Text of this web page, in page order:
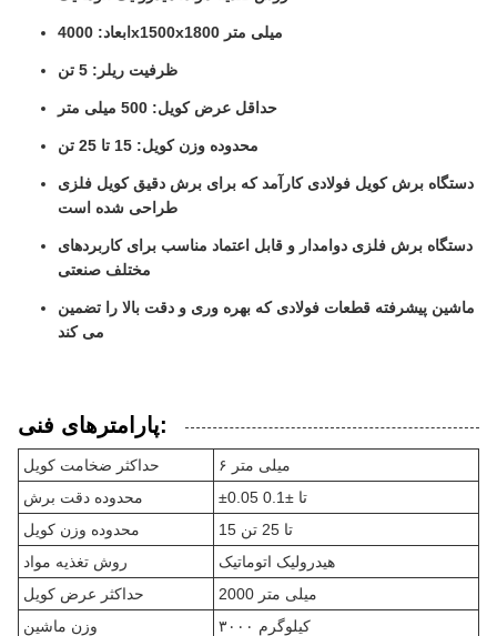
ابعاد: 4000x1500x1800 میلی متر
ظرفيت ريلر: 5 تن
حداقل عرض کویل: 500 میلی متر
محدوده وزن کویل: 15 تا 25 تن
دستگاه برش کویل فولادی کارآمد که برای برش دقیق کویل فلزی
طراحی شده است
دستگاه برش فلزی دوامدار و قابل اعتماد مناسب برای کاربردهای
مختلف صنعتی
ماشین پیشرفته قطعات فولادی که بهره وری و دقت بالا را تضمین
می کند
پارامترهای فنی:
حداکثر ضخامت کویل
۶ میلی متر
محدوده دقت برش
±0.05 تا ±0.1
محدوده وزن کویل
15 تا 25 تن
روش تغذیه مواد
هیدرولیک اتوماتیک
حداکثر عرض کویل
2000 میلی متر
وزن ماشین
۳۰۰۰ کیلوگرم